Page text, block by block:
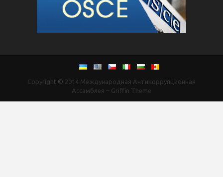
Copyright © 2014 Международная Антикоррупционная
Ассамблея – Griffin Theme